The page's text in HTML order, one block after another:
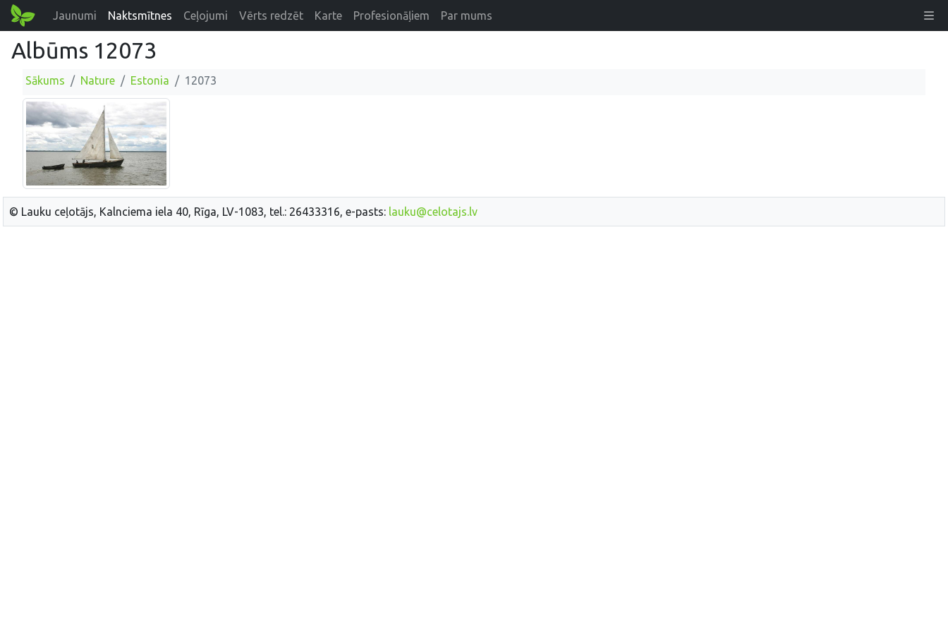
Jaunumi Naktsmītnes Ceļojumi Vērts redzēt Karte Profesionāļiem Par mums
Albūms 12073
Sākums Nature Estonia 12073
© Lauku ceļotājs, Kalnciema iela 40, Rīga, LV-1083, tel.: 26433316, e-pasts: lauku@celotajs.lv